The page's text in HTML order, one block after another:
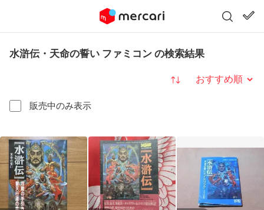
水滸伝・天命の誓い ファミコン の検索結果
販売中のみ表示
並び替え